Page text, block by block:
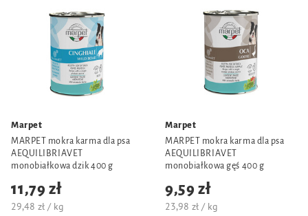
Marpet
MARPET mokra karma dla psa
AEQUILIBRIAVET
monobiałkowa dzik 400 g
11,79 zł
29,48 zł / kg
Marpet
MARPET mokra karma dla psa
AEQUILIBRIAVET
monobiałkowa gęś 400 g
9,59 zł
23,98 zł / kg